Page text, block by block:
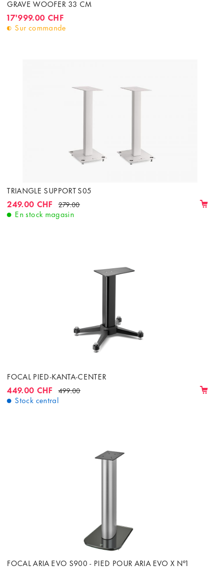
GRAVE WOOFER 33 CM
17'999.00 CHF
Sur commande
TRIANGLE SUPPORT S05
249.00 CHF 279.00
En stock magasin
FOCAL PIED-KANTA-CENTER
449.00 CHF 499.00
Stock central
FOCAL ARIA EVO S900 - PIED POUR ARIA EVO X N°1